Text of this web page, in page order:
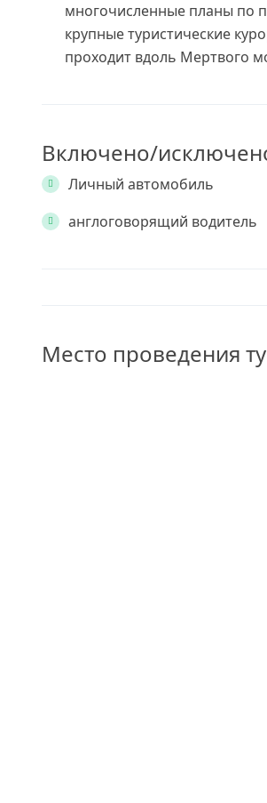
многочисленные планы по
крупные туристические
проходит вдоль Мертвого
Включено/
Личный автомобиль
англоговорящий водитель
Место проведения